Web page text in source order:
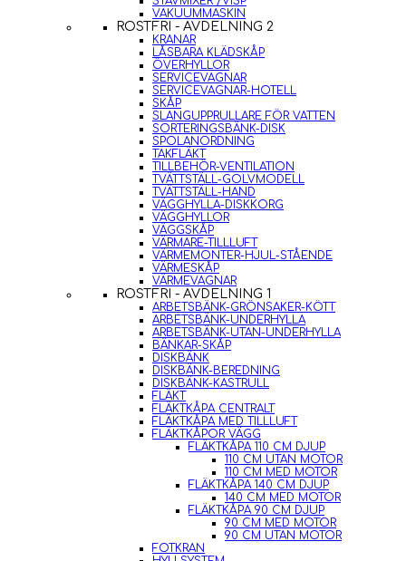
VAKUUMMASKIN
ROSTFRI - AVDELNING 2
KRANAR
LÅSBARA KLÄDSKÅP
ÖVERHYLLOR
SERVICEVAGNAR
SERVICEVAGNAR-HOTELL
SKÅP
SLANGUPPRULLARE FÖR VATTEN
SORTERINGSBÄNK-DISK
SPOLANORDNING
TAKFLÄKT
TILLBEHÖR-VENTILATION
TVÄTTSTÄLL-GOLVMODELL
TVÄTTSTÄLL-HAND
VÄGGHYLLA-DISKKORG
VÄGGHYLLOR
VÄGGSKÅP
VÄRMARE-TILLLUFT
VÄRMEMONTER-HJUL-STÅENDE
VÄRMESKÅP
VÄRMEVAGNAR
ROSTFRI - AVDELNING 1
ARBETSBÄNK-GRÖNSAKER-KÖTT
ARBETSBÄNK-UNDERHYLLA
ARBETSBÄNK-UTAN-UNDERHYLLA
BÄNKAR-SKÅP
DISKBÄNK
DISKBÄNK-BEREDNING
DISKBÄNK-KASTRULL
FLÄKT
FLÄKTKÅPA CENTRALT
FLÄKTKÅPA MED TILLLUFT
FLÄKTKÅPOR VÄGG
FLÄKTKÅPA 110 CM DJUP
110 CM UTAN MOTOR
110 CM MED MOTOR
FLÄKTKÅPA 140 CM DJUP
140 CM MED MOTOR
FLÄKTKÅPA 90 CM DJUP
90 CM MED MOTOR
90 CM UTAN MOTOR
FOTKRAN